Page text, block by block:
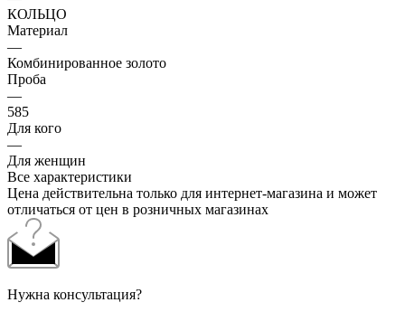
КОЛЬЦО
Материал
—
Комбинированное золото
Проба
—
585
Для кого
—
Для женщин
Все характеристики
Цена действительна только для интернет-магазина и может
отличаться от цен в розничных магазинах
Нужна консультация?